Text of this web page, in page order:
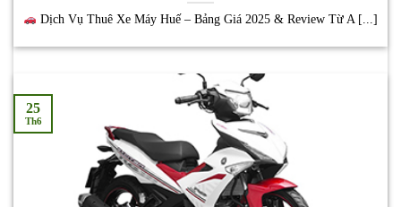
Dịch Vụ Thuê Xe Máy Huế – Bảng Giá 2025 & Review Từ A [...]
25
Th6